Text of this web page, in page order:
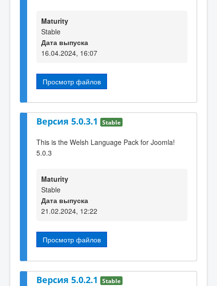
Maturity
Stable
Дата выпуска
16.04.2024, 16:07
Просмотр файлов
Версия 5.0.3.1 Stable
This is the Welsh Language Pack for Joomla!
5.0.3
Maturity
Stable
Дата выпуска
21.02.2024, 12:22
Просмотр файлов
Версия 5.0.2.1 Stable